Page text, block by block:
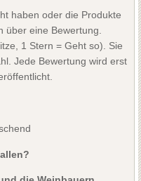
haben oder die Produkte
über eine Bewertung.
1 Stern = Geht so). Sie
Jede Bewertung wird erst